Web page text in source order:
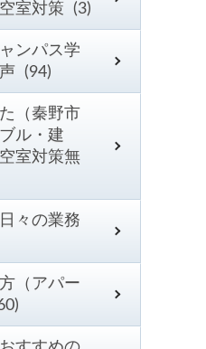
室対策 (3)
ンパス学
(94)
（秦野市
ル・建
室対策無
々の業務
（アパー